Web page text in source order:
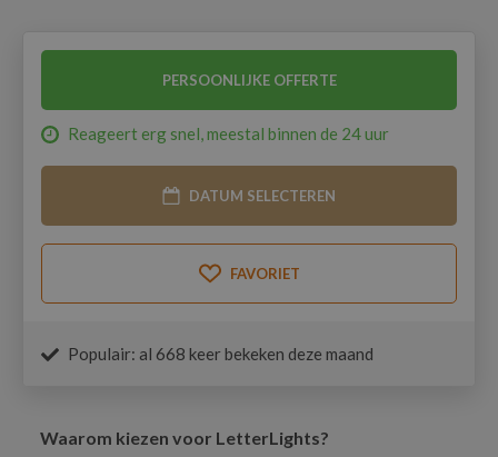
PERSOONLIJKE OFFERTE
Reageert erg snel, meestal binnen de 24 uur
DATUM SELECTEREN
FAVORIET
Populair: al 668 keer bekeken deze maand
Waarom kiezen voor LetterLights?